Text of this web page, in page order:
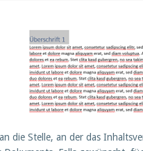
die Stelle, an der das